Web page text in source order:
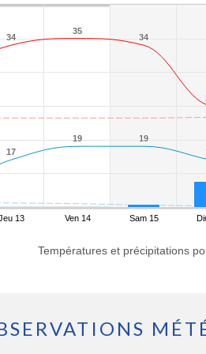
34
34
35
35
34
34
17
17
19
19 19
19
13 Ven 14 Sam 15
Températures et précipitations